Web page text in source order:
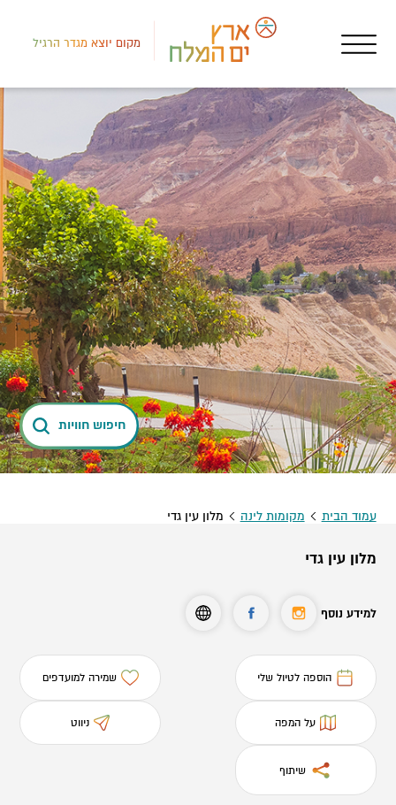
מקום יוצא מגדר הרגיל
חיפוש חוויות
עמוד הבית מקומות לינה מלון עין גדי
מלון עין גדי
למידע נוסף
הוספה לטיול שלי שמירה למועדפים
על המפה ניווט
שיתוף